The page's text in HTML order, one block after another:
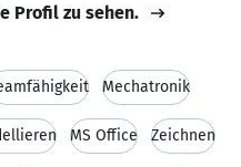
Profil zu sehen.
Mechatronik
MS Office Zeichnen